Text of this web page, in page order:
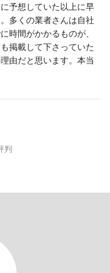
予想していた以上に早
多くの業者さんは自社
時間がかかるものが、
掲載して下さっていた
由だと思います。本当
判